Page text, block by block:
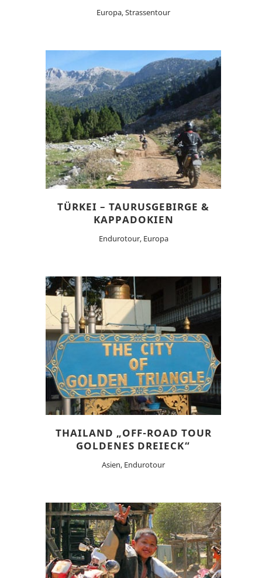
Europa, Strassentour
TÜRKEI – TAURUSGEBIRGE &
KAPPADOKIEN
Endurotour, Europa
THAILAND „OFF-ROAD TOUR
GOLDENES DREIECK“
Asien, Endurotour